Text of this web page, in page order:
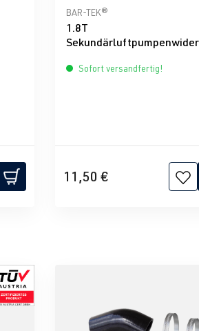
von 5 von 5 SternenDurchschnittliche
BAR-TEK®
1.8T
Sofort versandfertig!
11,50 €